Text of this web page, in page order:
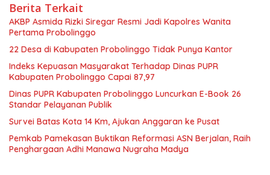
Berita Terkait
AKBP Asmida Rizki Siregar Resmi Jadi Kapolres Wanita
Pertama Probolinggo
22 Desa di Kabupaten Probolinggo Tidak Punya Kantor
Indeks Kepuasan Masyarakat Terhadap Dinas PUPR
Kabupaten Probolinggo Capai 87,97
Dinas PUPR Kabupaten Probolinggo Luncurkan E-Book 26
Standar Pelayanan Publik
Survei Batas Kota 14 Km, Ajukan Anggaran ke Pusat
Pemkab Pamekasan Buktikan Reformasi ASN Berjalan, Raih
Penghargaan Adhi Manawa Nugraha Madya